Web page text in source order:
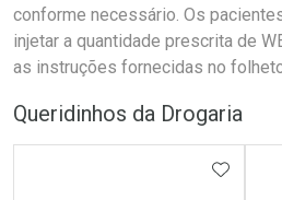
conforme necessário. Os
injetar a quantidade prescrita de
as instruções fornecidas no
Queridinhos da Drogaria